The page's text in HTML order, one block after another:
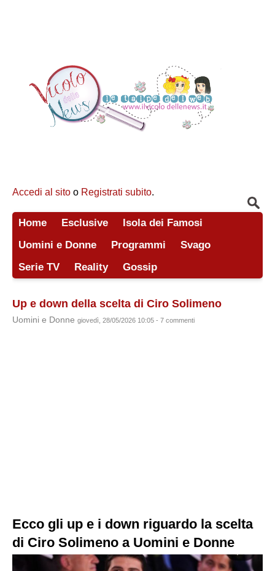
Accedi al sito o Registrati subito.
Home Esclusive
Isola dei Famosi
Uomini e Donne
Programmi
Svago
Serie TV
Reality Gossip
Up e down della scelta di Ciro Solimeno
Uomini e Donne giovedì, 28/05/2026 10:05 - 7 commenti
Ecco gli up e i down riguardo la scelta
di Ciro Solimeno a Uomini e Donne